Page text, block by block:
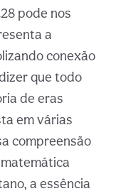
pode nos
a
conexão
que todo
de eras
em várias
compreensão
a essência